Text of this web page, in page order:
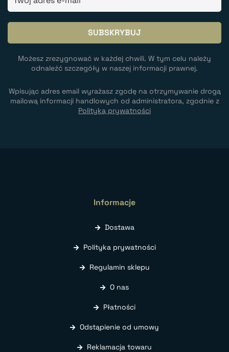
Możesz zrezygnować w każdej chwili. W tym celu należy
odnaleźć szczegóły w naszej informacji prawnej.
Wpisując adres email wyrażasz zgodę na otrzymywanie drogą
mailową informacji handlowych od administratora, zgodnie z
Polityką prywatności
Informacje
Dostawa
Polityka prywatności
Regulamin sklepu
O nas
Płatności
Odstąpienie od umowy
Reklamacja towaru